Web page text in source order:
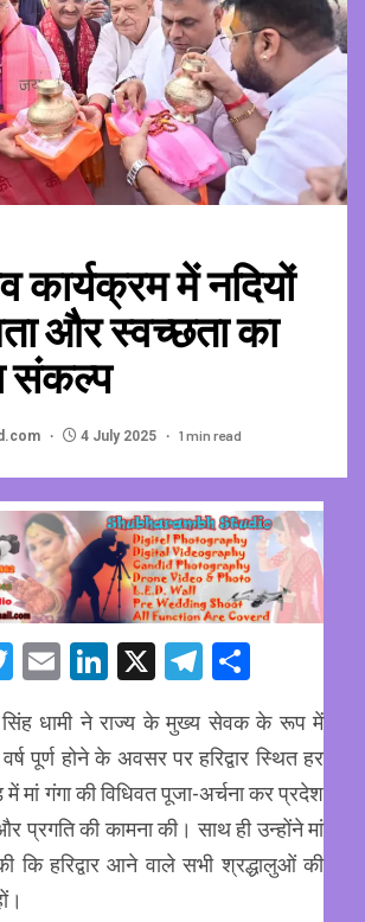
कार्यक्रम में नदियों
और स्वच्छता का
संकल्प
4 July 2025 1 min read
Twitter
EmailLinkedIn
X Telegram
सिंह धामी ने राज्य के मुख्य सेवक के रूप में
पूर्ण होने के अवसर पर हरिद्वार स्थित हर
में मां गंगा की विधिवत पूजा-अर्चना कर प्रदेश
प्रगति की कामना की। साथ ही उन्होंने मां
कि हरिद्वार आने वाले सभी श्रद्धालुओं की